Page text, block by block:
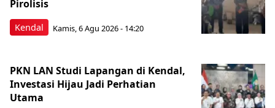
Kendal
Pirolisis
Kamis, 6 Agu 2026 - 14:20
PKN LAN Studi Lapangan di Kendal,
Investasi Hijau Jadi Perhatian
Utama